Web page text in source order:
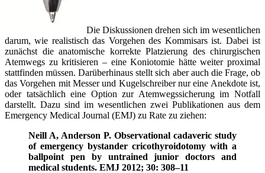
Die Diskussionen drehen sich im wesentlichen
darum, wie realistisch das Vorgehen des Kommisars ist. Dabei ist
zunächst die anatomische korrekte Platzierung des chirurgischen
Atemwegs zu kritisieren – eine Koniotomie hätte weiter proximal
stattfinden müssen. Darüberhinaus stellt sich aber auch die Frage, ob
das Vorgehen mit Messer und Kugelschreiber nur eine Anekdote ist,
oder tatsächlich eine Option zur Atemwegssicherung im Notfall
darstellt. Dazu sind im wesentlichen zwei Publikationen aus dem
Emergency Medical Journal (EMJ) zu Rate zu ziehen:
Neill A, Anderson P. Observational cadaveric study
of emergency bystander cricothyroidotomy with a
ballpoint pen by untrained junior doctors and
medical students. EMJ 2012; 30: 308–11